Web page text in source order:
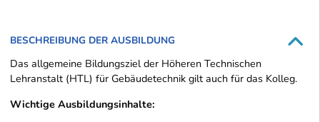
BESCHREIBUNG DER AUSBILDUNG
Das allgemeine Bildungsziel der Höheren Technischen
Lehranstalt (HTL) für Gebäudetechnik gilt auch für das Kolleg.
Wichtige Ausbildungsinhalte: